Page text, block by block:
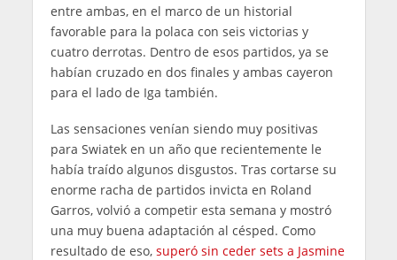
entre ambas, en el marco de un historial
favorable para la polaca con seis victorias y
cuatro derrotas. Dentro de esos partidos, ya se
habían cruzado en dos finales y ambas cayeron
para el lado de Iga también.
Las sensaciones venían siendo muy positivas
para Swiatek en un año que recientemente le
había traído algunos disgustos. Tras cortarse su
enorme racha de partidos invicta en Roland
Garros, volvió a competir esta semana y mostró
una muy buena adaptación al césped. Como
resultado de eso, superó sin ceder sets a Jasmine